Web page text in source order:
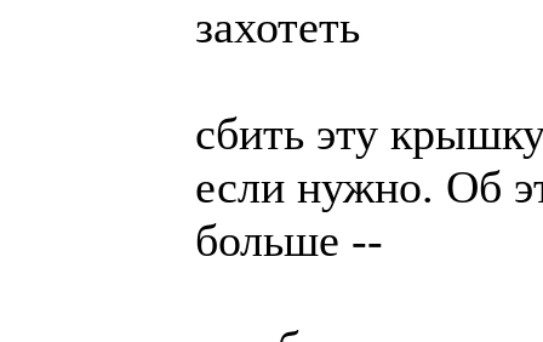
захотеть
сбить эту
если нужно. Об
больше --